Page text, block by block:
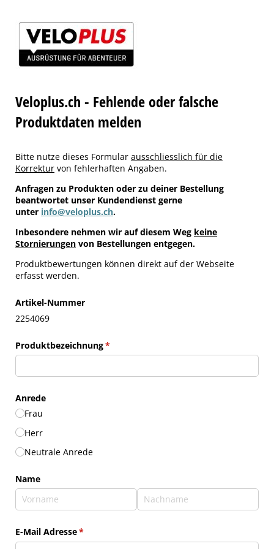
Veloplus.ch - Fehlende oder falsche
Produktdaten melden
Bitte nutze dieses Formular ausschliesslich für die
Korrektur von fehlerhaften Angaben.
Anfragen zu Produkten oder zu deiner Bestellung
beantwortet unser Kundendienst gerne
unter info@veloplus.ch.
Inbesondere nehmen wir auf diesem Weg keine
Stornierungen von Bestellungen entgegen.
Produktbewertungen können direkt auf der Webseite
erfasst werden.
Artikel-Nummer
2254069
Produktbezeichnung*
(erforderlich)
Anrede
Frau
Herr
Neutrale Anrede
Name
E-Mail Adresse*
(erforderlich)